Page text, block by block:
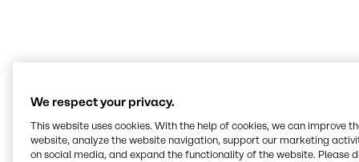
Terry Wagner
Manager Innovation & Applications Nutrition, BSP Food Americas
We respect your privacy.
This website uses cookies. With the help of cookies, we can improve
website, analyze the website navigation, support our marketing
on social media, and expand the functionality of the website. Please